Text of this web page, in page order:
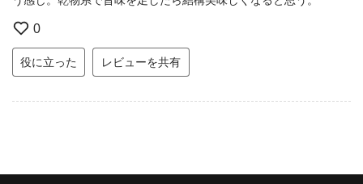
0
役に立った レビューを共有